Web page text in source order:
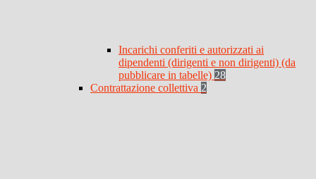
Incarichi conferiti e autorizzati ai
dipendenti (dirigenti e non dirigenti) (da
pubblicare in tabelle) 28
Contrattazione collettiva 2